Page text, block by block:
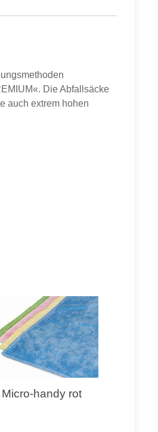
Die Abfallsäcke
auch extrem hohen
Micro-handy rot